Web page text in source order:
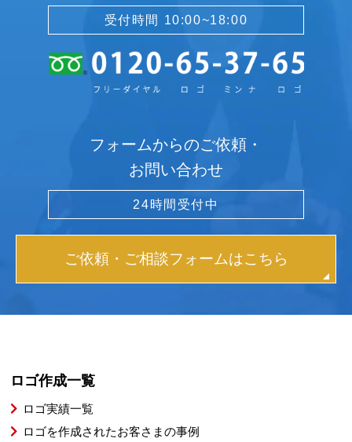
受付時間 10:00~18:00
フォームからのご依頼・
お問い合わせ
24時間受付中
ご依頼・ご相談フォームはこちら
ロゴ作成一覧
ロゴ実績一覧
ロゴを作成されたお客さまの事例